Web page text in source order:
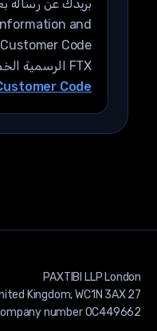
and
FTX الرسمية الخطوات هنا:
Code